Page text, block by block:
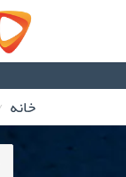
خانه